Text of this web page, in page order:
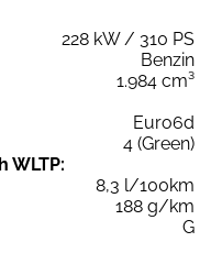
228 kW / 310 PS
Benzin
1.984 cm³
Euro6d
4 (Green)
WLTP:
8,3 l/100km
188 g/km
G